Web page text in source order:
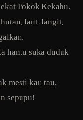
Pokok Kekabu.
laut, langit,
hantu suka duduk
mesti kau tau,
sepupu!